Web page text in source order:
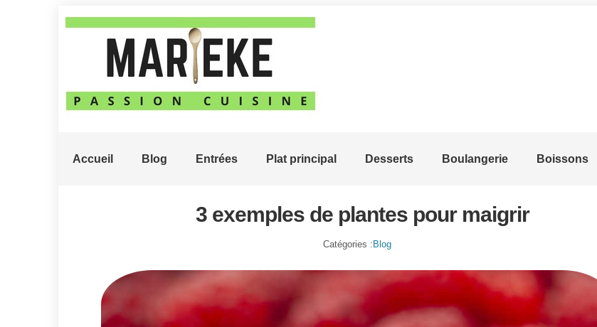
Accueil Blog Entrées Plat principal Desserts Boulangerie Boissons
3 exemples de plantes pour maigrir
Catégories : Blog